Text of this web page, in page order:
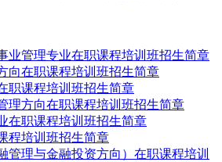
业管理专业在职课程培训班招生简章
向在职课程培训班招生简章
职课程培训班招生简章
理方向在职课程培训班招生简章
在职课程培训班招生简章
程培训班招生简章
管理与金融投资方向）在职课程培训